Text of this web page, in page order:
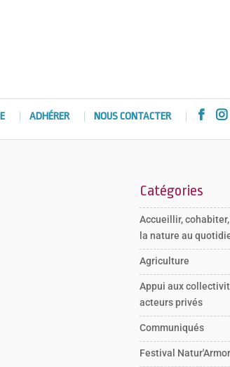
ADHÉRER NOUS CONTACTER  
Catégories
Accueillir,
la nature au
Agriculture
Appui aux
acteurs privés
Communiqués
Festival Natur'Armor